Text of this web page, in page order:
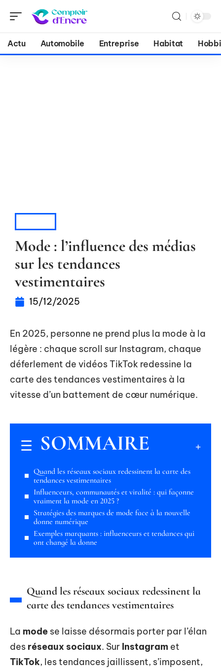
Actu Automobile Entreprise Habitat
Mode : l’influence des médias
sur les tendances
vestimentaires
15/12/2025
En 2025, personne ne prend plus la mode à la
légère : chaque scroll sur Instagram, chaque
déferlement de vidéos TikTok redessine la
carte des tendances vestimentaires à la
vitesse d’un battement de cœur numérique.
SOMMAIRE
Quand les réseaux sociaux redessinent la carte des
tendances vestimentaires
Influenceurs, communautés et viralité : qui façonne
vraiment la mode en 2025 ?
Stratégies des marques de mode face à la nouvelle
donne numérique
Exemples marquants : influenceurs et tendances qui
ont changé la donne
Quand les réseaux sociaux redessinent la
carte des tendances vestimentaires
La mode se laisse désormais porter par l’élan
des réseaux sociaux. Sur Instagram et
TikTok, les tendances jaillissent, s’imposent,